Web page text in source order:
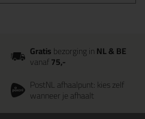
Gratisbezorging inNL & BE
vanaf75,-
PostNL afhaalpunt: kies zelf
wanneer je afhaalt